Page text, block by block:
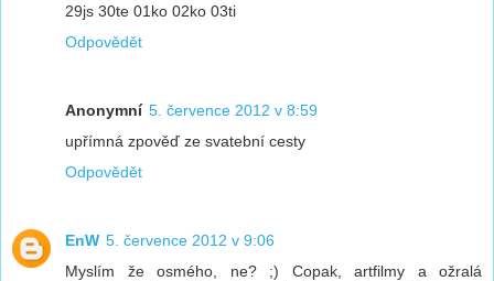
29js 30te 01ko 02ko 03ti
Odpovědět
Anonymní 5. července 2012 v 8:59
upřímná zpověď ze svatební cesty
Odpovědět
EnW 5. července 2012 v 9:06
Myslím že osmého, ne? ;) Copak, artfilmy a ožralá